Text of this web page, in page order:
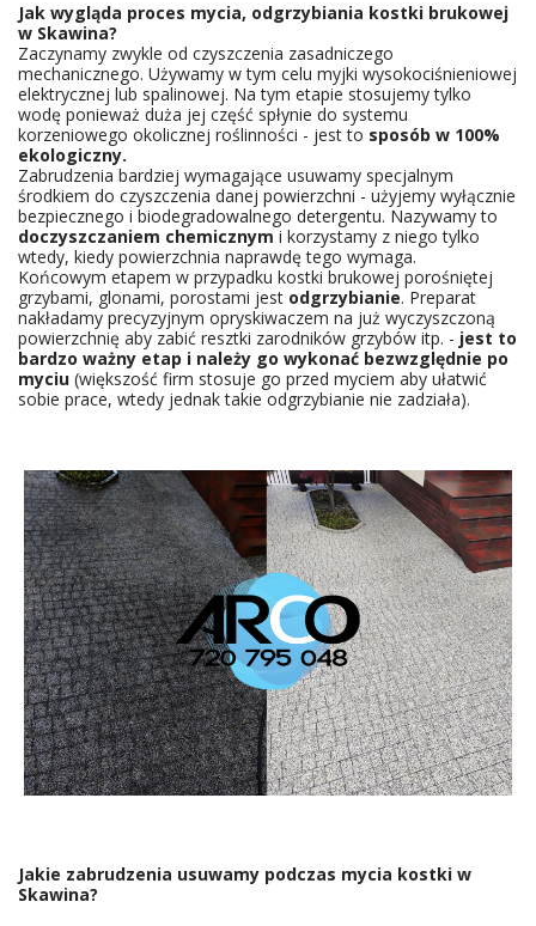
Jak wygląda proces mycia, odgrzybiania kostki brukowej
w Skawina?
Zaczynamy zwykle od czyszczenia zasadniczego
mechanicznego. Używamy w tym celu myjki wysokociśnieniowej
elektrycznej lub spalinowej. Na tym etapie stosujemy tylko
wodę ponieważ duża jej część spłynie do systemu
korzeniowego okolicznej roślinności - jest to sposób w 100%
ekologiczny.
Zabrudzenia bardziej wymagające usuwamy specjalnym
środkiem do czyszczenia danej powierzchni - użyjemy wyłącznie
bezpiecznego i biodegradowalnego detergentu. Nazywamy to
doczyszczaniem chemicznym i korzystamy z niego tylko
wtedy, kiedy powierzchnia naprawdę tego wymaga.
Końcowym etapem w przypadku kostki brukowej porośniętej
grzybami, glonami, porostami jest odgrzybianie. Preparat
nakładamy precyzyjnym opryskiwaczem na już wyczyszczoną
powierzchnię aby zabić resztki zarodników grzybów itp. - jest to
bardzo ważny etap i należy go wykonać bezwzględnie po
myciu (większość firm stosuje go przed myciem aby ułatwić
sobie prace, wtedy jednak takie odgrzybianie nie zadziała).
Jakie zabrudzenia usuwamy podczas mycia kostki w
Skawina?